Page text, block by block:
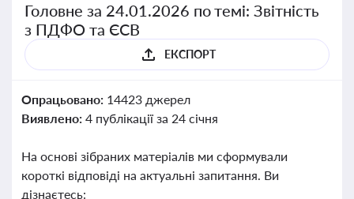
Головне за 24.01.2026 по темі: Звітність
з ПДФО та ЄСВ
ЕКСПОРТ
Опрацьовано: 14423 джерел
Виявлено: 4 публікації за 24 січня
На основі зібраних матеріалів ми сформували
короткі відповіді на актуальні запитання. Ви
дізнаєтесь: